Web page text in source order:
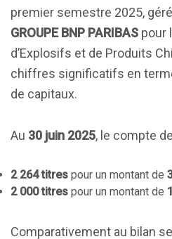
premier semestre 2025,
GROUPE BNP PARIBAS pour
d’Explosifs et de Produits
chiffres significatifs en
de capitaux.
Au 30 juin 2025, le compte
2 264 titres pour un montant de
2 000 titres pour un montant de
Comparativement au bilan